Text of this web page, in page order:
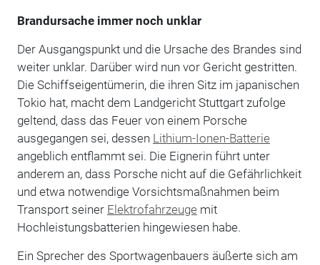
Brandursache immer noch unklar
Der Ausgangspunkt und die Ursache des Brandes sind
weiter unklar. Darüber wird nun vor Gericht gestritten.
Die Schiffseigentümerin, die ihren Sitz im japanischen
Tokio hat, macht dem Landgericht Stuttgart zufolge
geltend, dass das Feuer von einem Porsche
ausgegangen sei, dessen Lithium-Ionen-Batterie
angeblich entflammt sei. Die Eignerin führt unter
anderem an, dass Porsche nicht auf die Gefährlichkeit
und etwa notwendige Vorsichtsmaßnahmen beim
Transport seiner Elektrofahrzeuge mit
Hochleistungsbatterien hingewiesen habe.
Ein Sprecher des Sportwagenbauers äußerte sich am